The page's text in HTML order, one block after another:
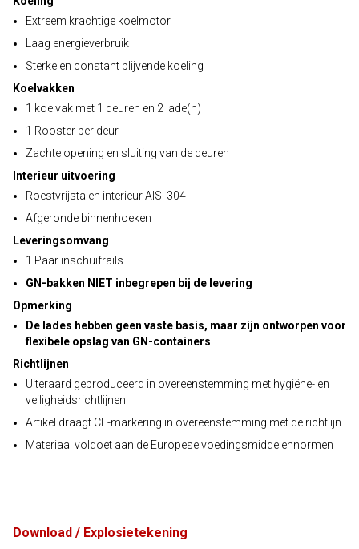
Extreem krachtige koelmotor
Laag energieverbruik
Sterke en constant blijvende koeling
Koelvakken
1 koelvak met 1 deuren en 2 lade(n)
1 Rooster per deur
Zachte opening en sluiting van de deuren
Interieur uitvoering
Roestvrijstalen interieur AISI 304
Afgeronde binnenhoeken
Leveringsomvang
1 Paar inschuifrails
GN-bakken NIET inbegrepen bij de levering
Opmerking
De lades hebben geen vaste basis, maar zijn ontworpen voor
flexibele opslag van GN-containers
Richtlijnen
Uiteraard geproduceerd in overeenstemming met hygiëne- en
veiligheidsrichtlijnen
Artikel draagt CE-markering in overeenstemming met de richtlijn
Materiaal voldoet aan de Europese voedingsmiddelennormen
Download / Explosietekening